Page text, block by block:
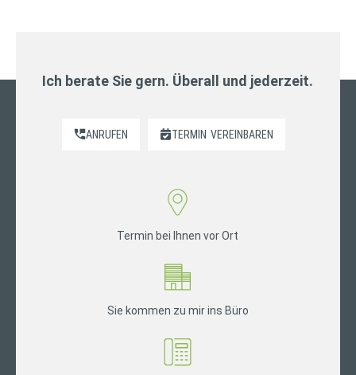
Ich berate Sie gern. Überall und jederzeit.
ANRUFEN TERMIN VEREINBAREN
Termin bei Ihnen vor Ort
Sie kommen zu mir ins Büro